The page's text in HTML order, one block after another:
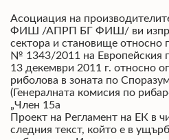
Асоциация на
ФИШ /АПРП БГ ФИШ/ ви
сектора и становище относно
№ 1343/2011 на Европейския
13 декември 2011 г. относно
риболова в зоната по
(Генералната комисия по
„Член 15a
Проект на Регламент на ЕК в
следния текст, който е в